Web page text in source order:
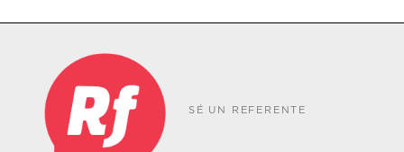
SÉ UN REFERENTE